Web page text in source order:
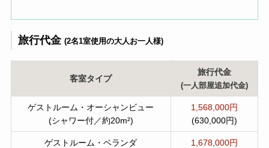
旅行代金 (2名1室使用の大人お一人様)
客室タイプ
旅行代金
(一人部屋追加代金)
ゲストルーム・オーシャンビュー
(シャワー付／約20m²)
1,568,000円
(630,000円)
ゲストルーム・ベランダ
1,678,000円